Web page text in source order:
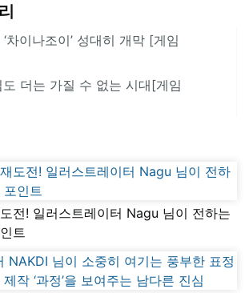
차이나조이’ 성대히 개막 [게임
더는 가질 수 없는 시대[게임
전! 일러스트레이터 Nagu 님이 전하는
트